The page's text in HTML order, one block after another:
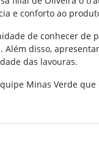
e conforto ao
de conhecer
disso,
das lavouras.
Minas Verde